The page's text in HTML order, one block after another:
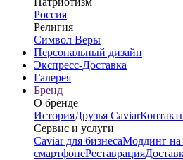
Россия
Религия
Символ Веры
Персональный дизайн
Экспресс-Доставка
Галерея
Бренд
О бренде
ИсторияДрузья Caviar
Сервис и услуги
Caviar для бизнесаМоддинг
смартфонеРеставрация